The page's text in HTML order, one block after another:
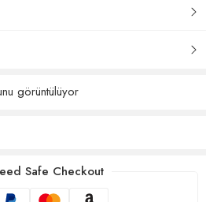
görüntülüyor
Safe Checkout